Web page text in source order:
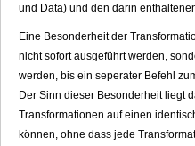
und Data) und den darin
Eine Besonderheit der
nicht sofort ausgeführt werden,
werden, bis ein seperater Befehl
Der Sinn dieser Besonderheit liegt
Transformationen auf einen
können, ohne dass jede